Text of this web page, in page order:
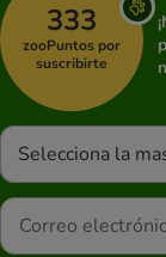
333
zooPuntos por
suscribirte
Selecciona la